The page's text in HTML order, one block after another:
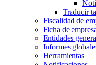
Traducir
Fiscalidad de
Ficha de empresa
Entidades
Informes
Herramientas